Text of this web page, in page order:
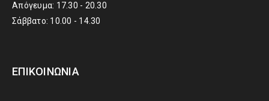
Απόγευμα: 17.30 - 20.30
Σάββατο: 10.00 - 14.30
ΕΠΙΚΟΙΝΩΝΊΑ